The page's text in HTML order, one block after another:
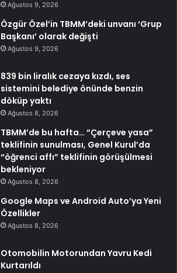
Ağustos 9, 2026
Özgür Özel’in TBMM’deki unvanı ‘Grup
Başkanı’ olarak değişti
Ağustos 9, 2026
839 bin liralık cezaya kızdı, ses
sistemini belediye önünde benzin
döküp yaktı
Ağustos 8, 2026
TBMM’de bu hafta… “Çerçeve yasa”
teklifinin sunulması, Genel Kurul’da
“öğrenci affı” teklifinin görüşülmesi
bekleniyor
Ağustos 8, 2026
Google Maps ve Android Auto’ya Yeni
Özellikler
Ağustos 8, 2026
Otomobilin Motorundan Yavru Kedi
Kurtarıldı